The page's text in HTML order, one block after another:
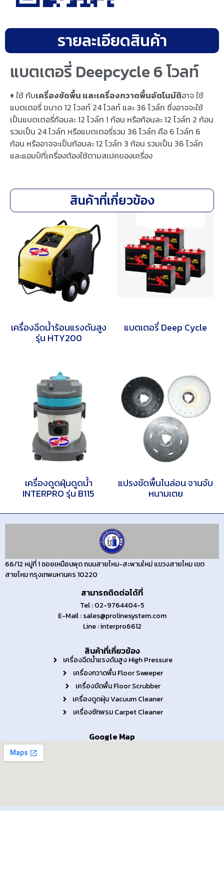
interpro6612
รายละเอียดสินค้า
แบตเตอรี่ Deepcycle 6 โวลท์
เครื่องขัดพื้น และเครื่องกวาดพื้นอัตโนมัติ
แบตเตอรี่ ขนาด 12 โวลท์ 24 โวลท์ และ 36 โวล์ท ซึ่งอาจจะใช้
เป็นแบตเตอรี่ก้อนละ 12 โวล์ท 1 ก้อน หรือก้อนละ 12 โวล์ท 2 ก้อน
รวมเป็น 24 โวล์ท หรือแบตเตอรี่รวม 36 โวล์ท คือ 6 โวล์ท 6
ก้อน หรืออาจจะเป็นก้อนละ 12 โวล์ท 3 ก้อน รวมเป็น 36 โวล์ท
และแอมป์ที่เครื่องต้องใช้ตามสเปคของเครื่อง
สินค้าที่เกี่ยวข้อง
เครื่องฉีดน้ำร้อนแรงดันสูง
รุ่น HTY200
แบตเตอรี่ Deep Cycle
เครื่องดูดฝุ่นดูดน้ำ
INTERPRO รุ่น B115
แปรงขัดพื้นไนล่อน จานจับ
หนามเตย
66/12 หมู่ที่ 1 ซอยเหมือนพุด ถนนสายไหม-สะพานใหม่ แขวงสายไหม เขต
สายไหม กรุงเทพมหานคร 10220
สามารถติดต่อได้ที่
E-Mail : sales@prolinesystem.com
เครื่องขัดพื้น Floor Scrubber